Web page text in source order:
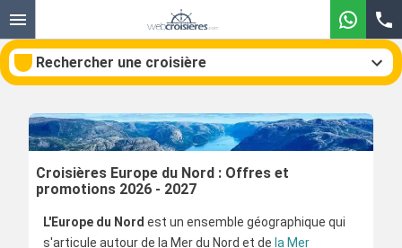
Rechercher une croisière
Mois de départ
Ports Compagnies
Croisières Europe du Nord : Offres et
promotions 2026 - 2027
L'Europe du Nord est un ensemble géographique qui
s'articule autour de la Mer du Nord et de la Mer